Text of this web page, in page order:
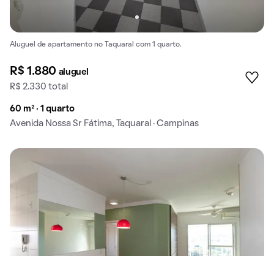
Aluguel de apartamento no Taquaral com 1 quarto.
R$ 1.880 aluguel
R$ 2.330 total
60 m² · 1 quarto
Avenida Nossa Sr Fátima, Taquaral · Campinas